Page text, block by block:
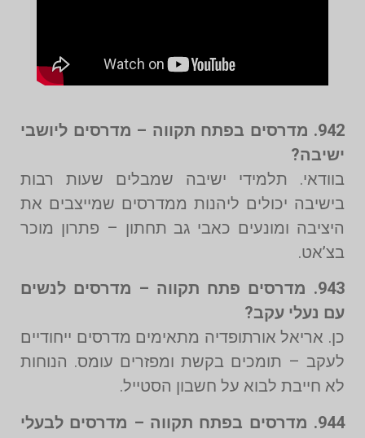
942. מדרסים בפתח תקווה – מדרסים ליושבי
ישיבה?
בוודאי. תלמידי ישיבה שמבלים שעות רבות
בישיבה יכולים ליהנות ממדרסים שמייצבים את
היציבה ומונעים כאבי גב תחתון – פתרון מוכר
בצ’אט.
943. מדרסים פתח תקווה – מדרסים לנשים
עם נעלי עקב?
כן. אריאל אורתופדיה מתאימים מדרסים ייחודיים
לעקב – תומכים בקשת ומפזרים עומס. הנוחות
לא חייבת לבוא על חשבון הסטייל.
944. מדרסים בפתח תקווה – מדרסים לבעלי